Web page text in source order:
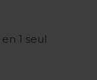
1 seul